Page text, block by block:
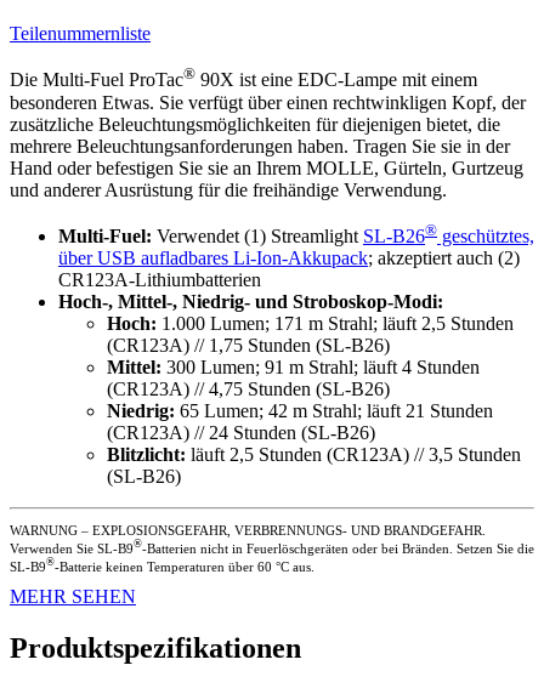
Teilenummernliste
Die Multi-Fuel ProTac® 90X ist eine EDC-Lampe mit einem
besonderen Etwas. Sie verfügt über einen rechtwinkligen Kopf, der
zusätzliche Beleuchtungsmöglichkeiten für diejenigen bietet, die
mehrere Beleuchtungsanforderungen haben. Tragen Sie sie in der
Hand oder befestigen Sie sie an Ihrem MOLLE, Gürteln, Gurtzeug
und anderer Ausrüstung für die freihändige Verwendung.
Multi-Fuel: Verwendet (1) Streamlight SL-B26® geschütztes,
über USB aufladbares Li-Ion-Akkupack; akzeptiert auch (2)
CR123A-Lithiumbatterien
Hoch-, Mittel-, Niedrig- und Stroboskop-Modi:
Hoch: 1.000 Lumen; 171 m Strahl; läuft 2,5 Stunden
(CR123A) // 1,75 Stunden (SL-B26)
Mittel: 300 Lumen; 91 m Strahl; läuft 4 Stunden
(CR123A) // 4,75 Stunden (SL-B26)
Niedrig: 65 Lumen; 42 m Strahl; läuft 21 Stunden
(CR123A) // 24 Stunden (SL-B26)
Blitzlicht: läuft 2,5 Stunden (CR123A) // 3,5 Stunden
(SL-B26)
WARNUNG – EXPLOSIONSGEFAHR, VERBRENNUNGS- UND BRANDGEFAHR.
Verwenden Sie SL-B9®-Batterien nicht in Feuerlöschgeräten oder bei Bränden. Setzen Sie die
SL-B9®-Batterie keinen Temperaturen über 60 °C aus.
MEHR SEHEN
Produktspezifikationen